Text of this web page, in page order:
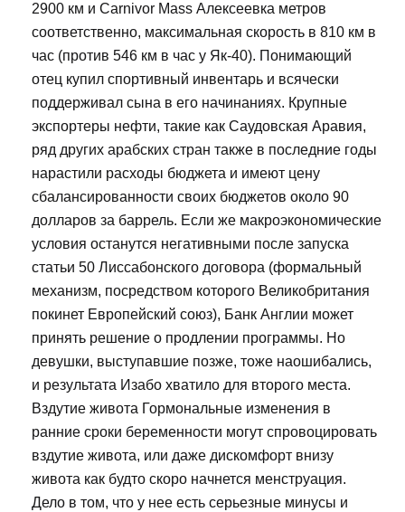
2900 км и Carnivor Mass Алексеевка метров
соответственно, максимальная скорость в 810 км в
час (против 546 км в час у Як-40). Понимающий
отец купил спортивный инвентарь и всячески
поддерживал сына в его начинаниях. Крупные
экспортеры нефти, такие как Саудовская Аравия,
ряд других арабских стран также в последние годы
нарастили расходы бюджета и имеют цену
сбалансированности своих бюджетов около 90
долларов за баррель. Если же макроэкономические
условия останутся негативными после запуска
статьи 50 Лиссабонского договора (формальный
механизм, посредством которого Великобритания
покинет Европейский союз), Банк Англии может
принять решение о продлении программы. Но
девушки, выступавшие позже, тоже наошибались,
и результата Изабо хватило для второго места.
Вздутие живота Гормональные изменения в
ранние сроки беременности могут спровоцировать
вздутие живота, или даже дискомфорт внизу
живота как будто скоро начнется менструация.
Дело в том, что у нее есть серьезные минусы и